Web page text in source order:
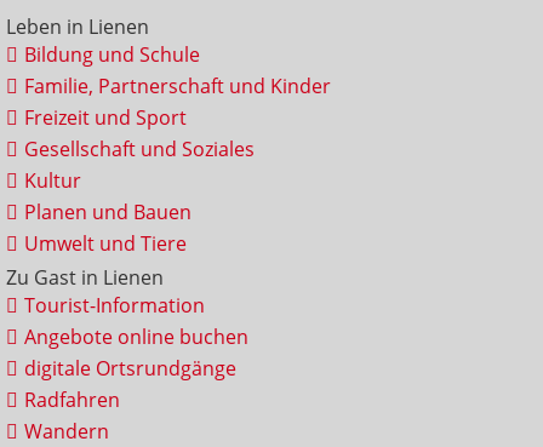
Leben in Lienen
Bildung und Schule
Familie, Partnerschaft und Kinder
Freizeit und Sport
Gesellschaft und Soziales
Kultur
Planen und Bauen
Umwelt und Tiere
Zu Gast in Lienen
Tourist-Information
Angebote online buchen
digitale Ortsrundgänge
Radfahren
Wandern